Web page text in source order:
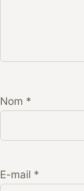
Nom *
E-mail *